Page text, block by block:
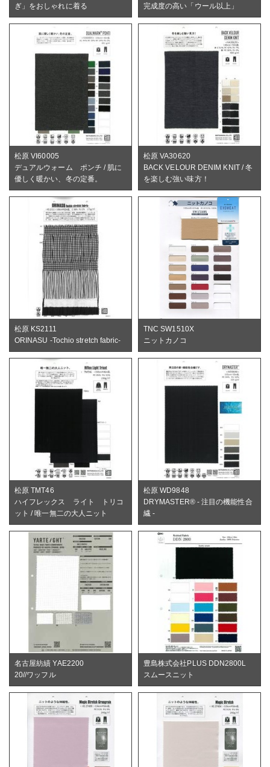
ぎ」をおしゃれに着る
完成度の高い「ウール以上」
松原 VI60005
デュアルウォーム ポンチ / 肌に
優しく暖かい、冬の定番。
松原 VA30620
BACK VELOUR DENIM KNIT / 冬
を楽しむ強い味方！
松原 KS2111
ORINASU -Tochio stretch fabric-
TNC SW1510X
ニットカノコ
松原 TMT46
ハイフレックス ライト トリコ
ット / 唯一無二の大人ニット
松原 WD9848
DRYMASTER® - 注目の機能性合
繊 -
名古屋紡績 YAE2200
20//ワッフル
豊島株式会社PLUS DDN2800L
スムースニット